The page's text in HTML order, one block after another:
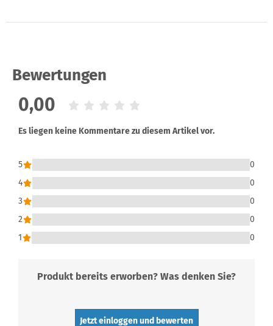
Bewertungen
0,00
Es liegen keine Kommentare zu diesem Artikel vor.
5
0
4
0
3
0
2
0
1
0
Produkt bereits erworben? Was denken Sie?
Jetzt einloggen und bewerten